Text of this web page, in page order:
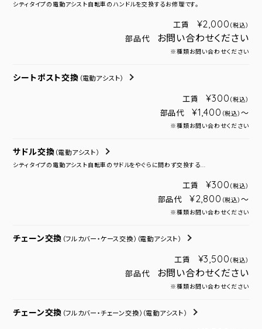
シティタイプの電動アシスト自転車のハンドルを交換するお修理です。
工賃 ¥2,000 （税込）
部品代 お問い合わせください
※種類お問い合わせください
シートポスト交換 （電動アシスト）
工賃 ¥300 （税込）
部品代 ¥1,400 （税込） ～
※種類お問い合わせください
サドル交換 （電動アシスト）
シティタイプの電動アシスト自転車のサドルをやぐらに問わず交換する...
工賃 ¥300 （税込）
部品代 ¥2,800 （税込） ～
※種類お問い合わせください
チェーン交換 （フルカバー・ケース交換） （電動アシスト）
工賃 ¥3,500 （税込）
部品代 お問い合わせください
※種類お問い合わせください
チェーン交換 （フルカバー・チェーン交換） （電動アシスト）